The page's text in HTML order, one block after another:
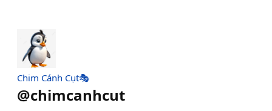
Chim Cánh Cụt🎭
@chimcanhcut